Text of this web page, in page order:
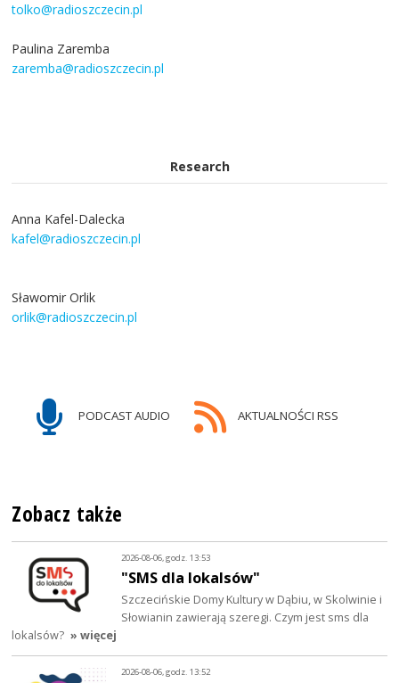
tolko@radioszczecin.pl
Paulina Zaremba
zaremba@radioszczecin.pl
Research
Anna Kafel-Dalecka
kafel@radioszczecin.pl
Sławomir Orlik
orlik@radioszczecin.pl
PODCAST AUDIO AKTUALNOŚCI RSS
Zobacz także
2026-08-06, godz. 13:53
"SMS dla lokalsów"
Szczecińskie Domy Kultury w Dąbiu, w Skolwinie i
Słowianin zawierają szeregi. Czym jest sms dla
lokalsów? » więcej
2026-08-06, godz. 13:52